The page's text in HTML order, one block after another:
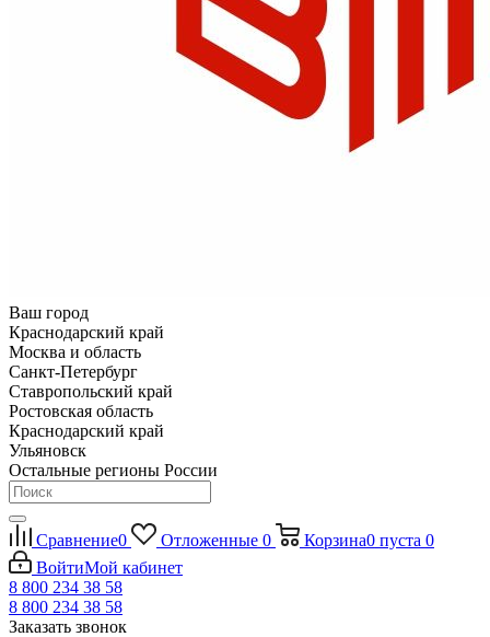
Ваш город
Краснодарский край
Москва и область
Санкт-Петербург
Ставропольский край
Ростовская область
Краснодарский край
Ульяновск
Остальные регионы России
Сравнение0 Отложенные 0 Корзина0 пуста 0
ВойтиМой кабинет
8 800 234 38 58
8 800 234 38 58
Заказать звонок